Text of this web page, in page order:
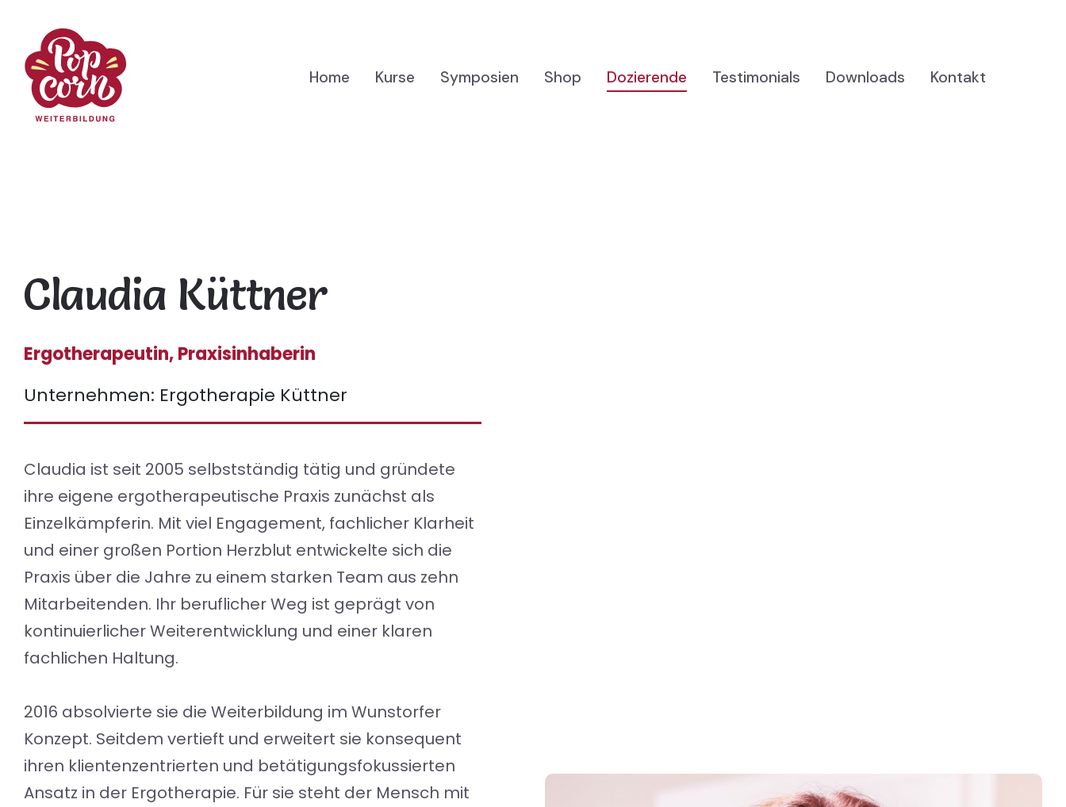
Home Kurse Symposien Shop Dozierende Testimonials Downloads Kontakt
Claudia Küttner
Ergotherapeutin, Praxisinhaberin
Unternehmen: Ergotherapie Küttner
Claudia ist seit 2005 selbstständig tätig und gründete
ihre eigene ergotherapeutische Praxis zunächst als
Einzelkämpferin. Mit viel Engagement, fachlicher Klarheit
und einer großen Portion Herzblut entwickelte sich die
Praxis über die Jahre zu einem starken Team aus zehn
Mitarbeitenden. Ihr beruflicher Weg ist geprägt von
kontinuierlicher Weiterentwicklung und einer klaren
fachlichen Haltung.
2016 absolvierte sie die Weiterbildung im Wunstorfer
Konzept. Seitdem vertieft und erweitert sie konsequent
ihren klientenzentrierten und betätigungsfokussierten
Ansatz in der Ergotherapie. Für sie steht der Mensch mit